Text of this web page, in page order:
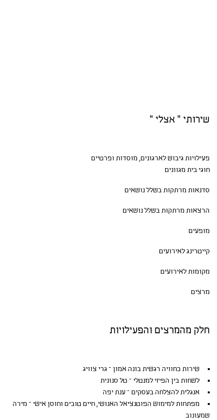
שירותי " אצלי "
פעילויות גיבושלארגונים, מוסדות ופרטיים
חוגי בית מגוונים
סדנאות מרתקות בשלל נושאים
הרצאות מרתקות בשלל נושאים
מופעים
קייטרינג לאירועים
מקומות לאירועים
מרצים
חלק מהמרצים והפעילויות
שירות כחוויה רגשית בונה אמון – גרי צוויג
לשחות בין הפיזי למנטלי – טל סנונית
אנגלית להצלחה בעסקים – ענת יפה
מפתחות למימוש הפוטנציאל האנושי, חיים טובים וחוסן אישי – מירה
שמעונוב